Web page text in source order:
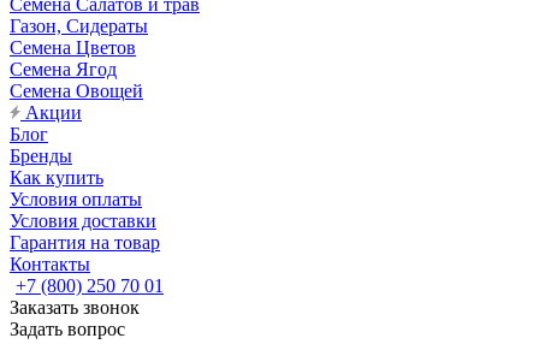
Семена Салатов и трав
Газон, Сидераты
Семена Цветов
Семена Ягод
Семена Овощей
Акции
Блог
Бренды
Как купить
Условия оплаты
Условия доставки
Гарантия на товар
Контакты
+7 (800) 250 70 01
Заказать звонок
Задать вопрос